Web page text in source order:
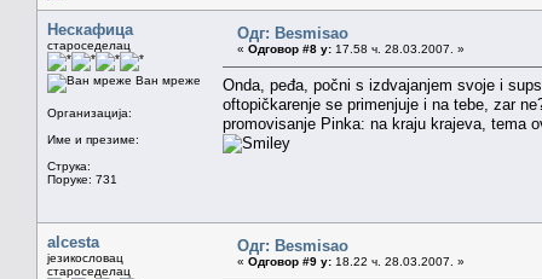
Нескафица
староседелац
Ван мреже
Организација:
Име и презиме:
Струка:
Поруке: 731
Одг: Besmisao
« Одговор #8 у: 17.58 ч. 28.03.2007. »
Onda, peđa, počni s izdvajanjem svoje i
oftopičkarenje se primenjuje i na tebe, zar
promovisanje Pinka: na kraju krajeva, tema
alcesta
језикословац
староседелац
Одг: Besmisao
« Одговор #9 у: 18.22 ч. 28.03.2007. »